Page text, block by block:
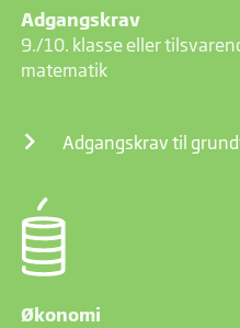
Adgangskrav
9./10. klasse eller
matematik
Adgangskrav til
Økonomi